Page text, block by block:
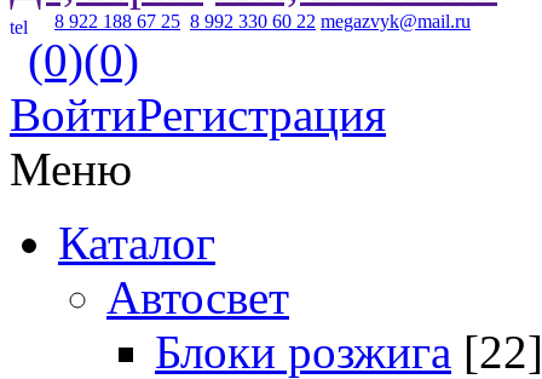
8 922 188 67 25 8 992 330 60 22 megazvyk@mail.ru
(0)(0)
ВойтиРегистрация
Меню
Каталог
Автосвет
Блоки розжига [22]